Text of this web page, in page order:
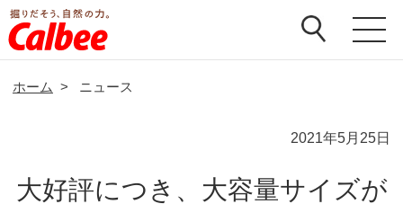
ホーム > ニュース
2021年5月25日
大好評につき、大容量サイズが